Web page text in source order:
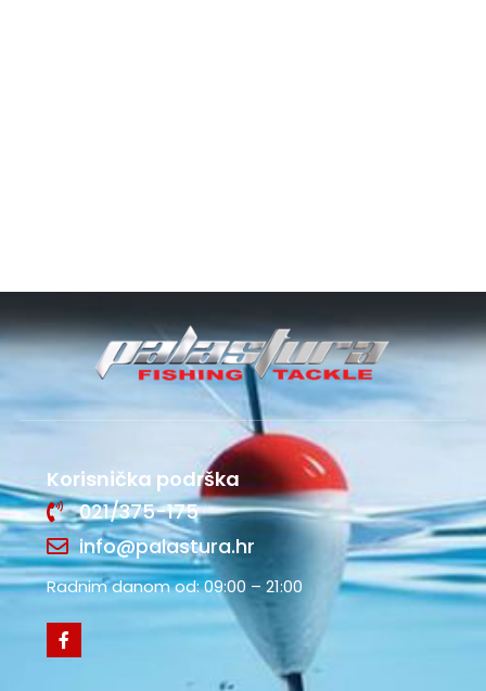
Korisnička podrška
021/375-175
info@palastura.hr
Radnim danom od: 09:00 – 21:00